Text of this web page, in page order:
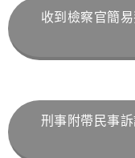
收到檢察官簡
刑事附帶民事